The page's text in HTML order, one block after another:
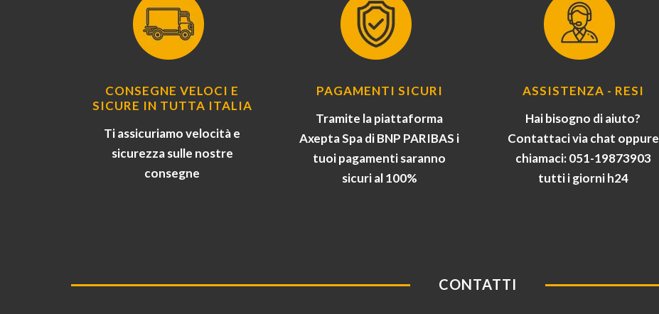
CONSEGNE VELOCI E
SICURE IN TUTTA ITALIA
Ti assicuriamo velocità e
sicurezza sulle nostre
consegne
PAGAMENTI SICURI
Tramite la piattaforma
Axepta Spa di BNP PARIBAS i
tuoi pagamenti saranno
sicuri al 100%
ASSISTENZA - RESI
Hai bisogno di aiuto?
Contattaci via chat oppure
chiamaci: 051-19873903
tutti i giorni h24
CONTATTI